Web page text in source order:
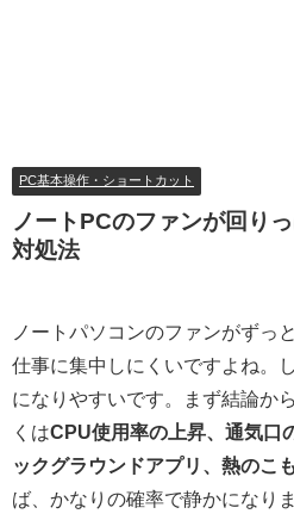
PC基本操作・ショートカット
ノートPCのファンが回り
対処法
ノートパソコンのファンがずっ
仕事に集中しにくいですよね。
になりやすいです。まず結論か
くはCPU使用率の上昇、通気口
ックグラウンドアプリ、熱のこ
ば、かなりの確率で静かになり